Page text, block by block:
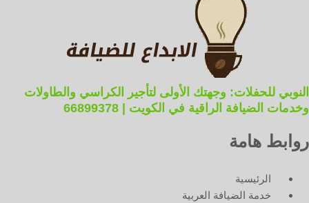
النوبي للحفلات: وجهتك الأولى لتأجير الكراسي والطاولات
وخدمات الضيافة الراقية في الكويت | 66899378
روابط هامة
الرئيسية
خدمة الضيافة العربية